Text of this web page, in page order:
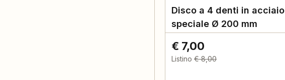
Disco a 4 denti in acciaio
speciale Ø 200 mm
€ 7,00
Listino € 8,00